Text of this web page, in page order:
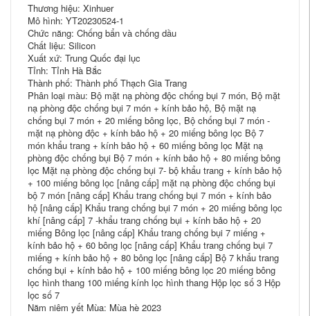
Thương hiệu: Xinhuer
Mô hình: YT20230524-1
Chức năng: Chống bẩn và chống dầu
Chất liệu: Silicon
Xuất xứ: Trung Quốc đại lục
Tỉnh: Tỉnh Hà Bắc
Thành phố: Thành phố Thạch Gia Trang
Phân loại màu: Bộ mặt nạ phòng độc chống bụi 7 món, Bộ mặt
nạ phòng độc chống bụi 7 món + kính bảo hộ, Bộ mặt nạ
chống bụi 7 món + 20 miếng bông lọc, Bộ chống bụi 7 món -
mặt nạ phòng độc + kính bảo hộ + 20 miếng bông lọc Bộ 7
món khẩu trang + kính bảo hộ + 60 miếng bông lọc Mặt nạ
phòng độc chống bụi Bộ 7 món + kính bảo hộ + 80 miếng bông
lọc Mặt nạ phòng độc chống bụi 7- bộ khẩu trang + kính bảo hộ
+ 100 miếng bông lọc [nâng cấp] mặt nạ phòng độc chống bụi
bộ 7 món [nâng cấp] Khẩu trang chống bụi 7 món + kính bảo
hộ [nâng cấp] Khẩu trang chống bụi 7 món + 20 miếng bông lọc
khí [nâng cấp] 7 -khẩu trang chống bụi + kính bảo hộ + 20
miếng Bông lọc [nâng cấp] Khẩu trang chống bụi 7 miếng +
kính bảo hộ + 60 bông lọc [nâng cấp] Khẩu trang chống bụi 7
miếng + kính bảo hộ + 80 bông lọc [nâng cấp] Bộ 7 khẩu trang
chống bụi + kính bảo hộ + 100 miếng bông lọc 20 miếng bông
lọc hình thang 100 miếng kính lọc hình thang Hộp lọc số 3 Hộp
lọc số 7
Năm niêm yết Mùa: Mùa hè 2023